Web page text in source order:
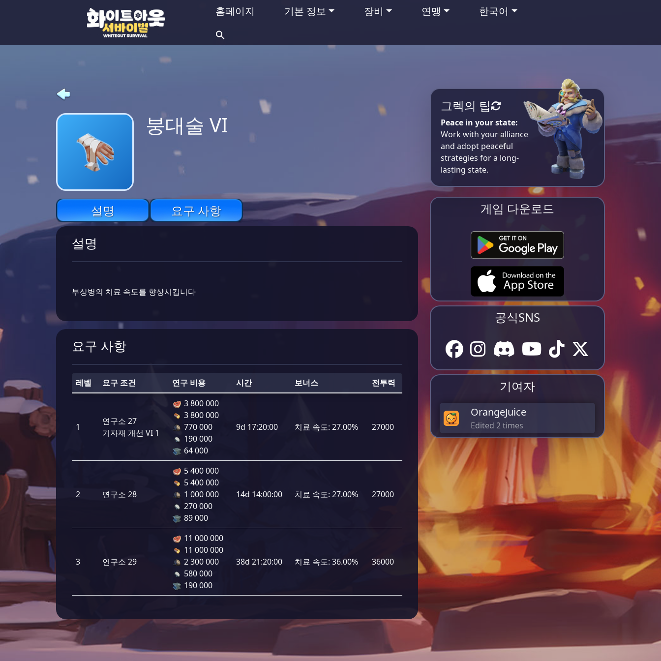
홈페이지 기본 정보 장비 연맹
한국어
색:
붕대술 VI
설명 요구 사항
설명
부상병의 치료 속도를 향상시킵니다
요구 사항
레벨 요구 조건 연구 비용 시간 보너스 전투력
1
연구소 27
기자재 개선 VI 1
3 800 000
3 800 000
770 000
190 000
64 000
9d 17:20:00 치료 속도: 27.00% 27000
2 연구소 28
5 400 000
5 400 000
1 000 000
270 000
89 000
14d 14:00:00 치료 속도: 27.00% 27000
3 연구소 29
11 000 000
11 000 000
2 300 000
580 000
190 000
38d 21:20:00 치료 속도: 36.00% 36000
그렉의 팁
Peace in your state:
Work with your alliance
and adopt peaceful
strategies for a long-
lasting state.
게임 다운로드
공식SNS
기여자
OrangeJuice
Edited 2 times